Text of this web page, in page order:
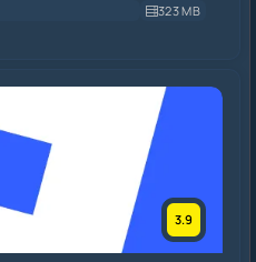
323 MB
3.9